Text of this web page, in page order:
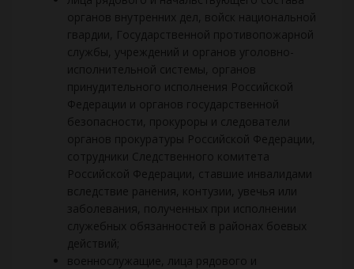
органов внутренних дел, войск национальной
гвардии, Государственной противопожарной
службы, учреждений и органов уголовно-
исполнительной системы, органов
принудительного исполнения Российской
Федерации и органов государственной
безопасности, прокуроры и следователи
органов прокуратуры Российской Федерации,
сотрудники Следственного комитета
Российской Федерации, ставшие инвалидами
вследствие ранения, контузии, увечья или
заболевания, полученных при исполнении
служебных обязанностей в районах боевых
действий;
военнослужащие, лица рядового и